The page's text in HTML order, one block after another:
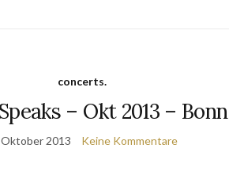
concerts.
– Okt 2013 – Bonn
2013 Keine Kommentare